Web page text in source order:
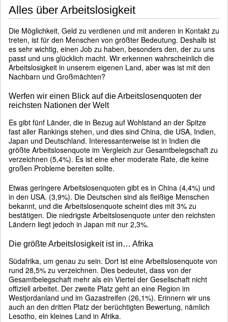
Alles über Arbeitslosigkeit
Die Möglichkeit, Geld zu verdienen und mit anderen in Kontakt zu
treten, ist für den Menschen von größter Bedeutung. Deshalb ist
es sehr wichtig, einen Job zu haben, besonders den, der zu uns
passt und uns glücklich macht. Wir erkennen wahrscheinlich die
Arbeitslosigkeit in unserem eigenen Land, aber was ist mit den
Nachbarn und Großmächten?
Werfen wir einen Blick auf die Arbeitslosenquoten der
reichsten Nationen der Welt
Es gibt fünf Länder, die in Bezug auf Wohlstand an der Spitze
fast aller Rankings stehen, und dies sind China, die USA, Indien,
Japan und Deutschland. Interessanterweise ist in Indien die
größte Arbeitslosenquote im Vergleich zur Gesamtbelegschaft zu
verzeichnen (5,4%). Es ist eine eher moderate Rate, die keine
großen Probleme bereiten sollte.
Etwas geringere Arbeitslosenquoten gibt es in China (4,4%) und
in den USA. (3,9%). Die Deutschen sind als fleißige Menschen
bekannt, und die Arbeitslosenquote scheint dies mit 3% zu
bestätigen. Die niedrigste Arbeitslosenquote unter den reichsten
Ländern liegt jedoch in Japan mit nur 2,3%.
Die größte Arbeitslosigkeit ist in… Afrika
Südafrika, um genau zu sein. Dort ist eine Arbeitslosenquote von
rund 28,5% zu verzeichnen. Dies bedeutet, dass von der
Gesamtbelegschaft mehr als ein Viertel der Gesellschaft nicht
offiziell arbeitet. Der zweite Platz geht an eine Region im
Westjordanland und im Gazastreifen (26,1%). Erinnern wir uns
auch an den dritten Platz der berüchtigten Bewertung, nämlich
Lesotho, ein kleines Land in Afrika.